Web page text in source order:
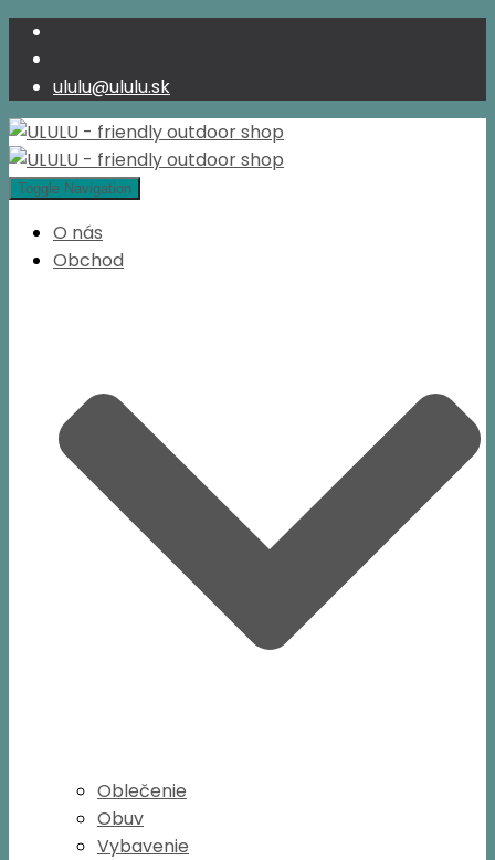
ululu@ululu.sk
Toggle Navigation
O nás
Obchod
Oblečenie
Obuv
Vybavenie